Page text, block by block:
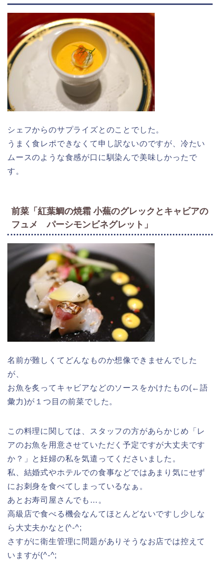
シェフからのサプライズとのことでした。
うまく食レポできなくて申し訳ないのですが、冷たい
ムースのような食感が口に馴染んで美味しかったで
す。
前菜「紅葉鯛の焼霜 小蕪のグレックとキャビアの
フュメ パーシモンビネグレット」
名前が難しくてどんなものか想像できませんでした
が、
お魚を炙ってキャビアなどのソースをかけたもの(←語
彙力)が１つ目の前菜でした。
この料理に関しては、スタッフの方があらかじめ「レ
アのお魚を用意させていただく予定ですが大丈夫です
か？」と妊婦の私を気遣ってくださいました。
私、結婚式やホテルでの食事などではあまり気にせず
にお刺身を食べてしまっているなぁ。
あとお寿司屋さんでも…。
高級店で食べる機会なんてほとんどないですし少しな
ら大丈夫かなと(^-^;
さすがに衛生管理に問題がありそうなお店では控えて
いますが(^-^;